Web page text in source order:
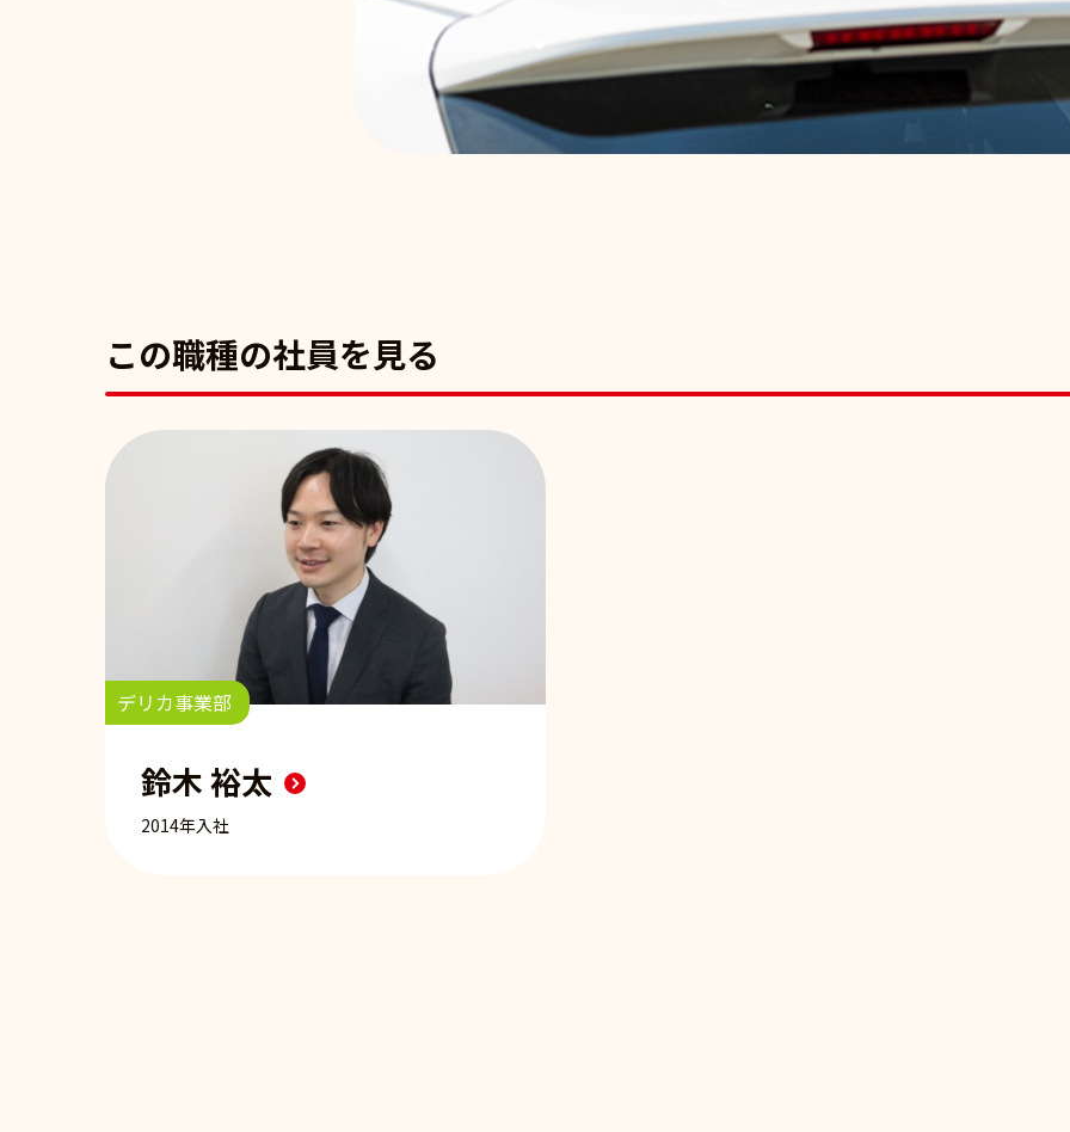
この職種の社員を見る
デリカ事業部
鈴木 裕太
2014年入社